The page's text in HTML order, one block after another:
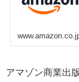
アマゾン商業出